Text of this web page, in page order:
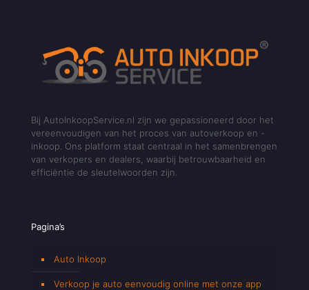
Bij AutoInkoopService.nl zijn we gepassioneerd door het
vereenvoudigen van het proces van autoverkoop en -
inkoop. Ons platform staat centraal in het samenbrengen
van verkopers en dealers, waarbij betrouwbaarheid en
efficiëntie de sleutelwoorden zijn.
Pagina’s
Auto Inkoop
Verkoop je auto eenvoudig online met onze app